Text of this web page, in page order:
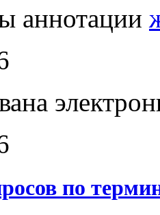
аннотации
по